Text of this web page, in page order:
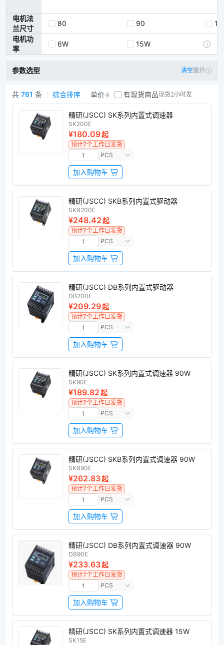
电机法
兰尺寸
80 90
电机功
率
6W 15W
参数选型 清空展开
直角减速电机商品列表
共 761 条 综合排序 单价 有现货商品现货2小时发
精研(JSCC) SK系列内置式调速器
SK200E
¥180.09起
预计7个工作日发货
PCS
加入购物车
精研(JSCC) SKB系列内置式驱动器
SKB200E
¥248.42起
预计7个工作日发货
PCS
加入购物车
精研(JSCC) DB系列内置式驱动器
DB200E
¥209.29起
预计7个工作日发货
PCS
加入购物车
精研(JSCC) SK系列内置式调速器 90W
SK90E
¥189.82起
预计7个工作日发货
PCS
加入购物车
精研(JSCC) SKB系列内置式调速器 90W
SKB90E
¥262.83起
预计7个工作日发货
PCS
加入购物车
精研(JSCC) DB系列内置式调速器 90W
DB90E
¥233.63起
预计7个工作日发货
PCS
加入购物车
精研(JSCC) SK系列内置式调速器 15W
SK15E